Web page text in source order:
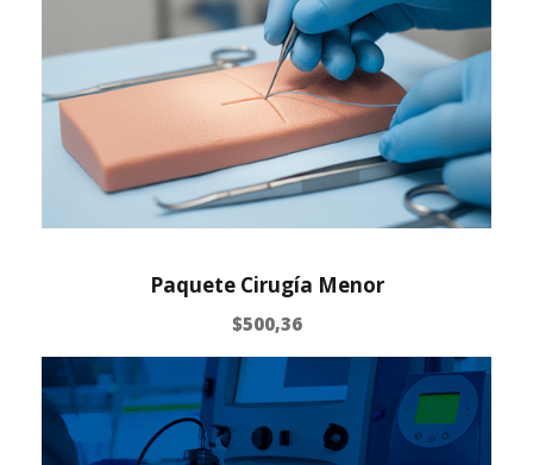
Paquete Cirugía Menor
$500,36